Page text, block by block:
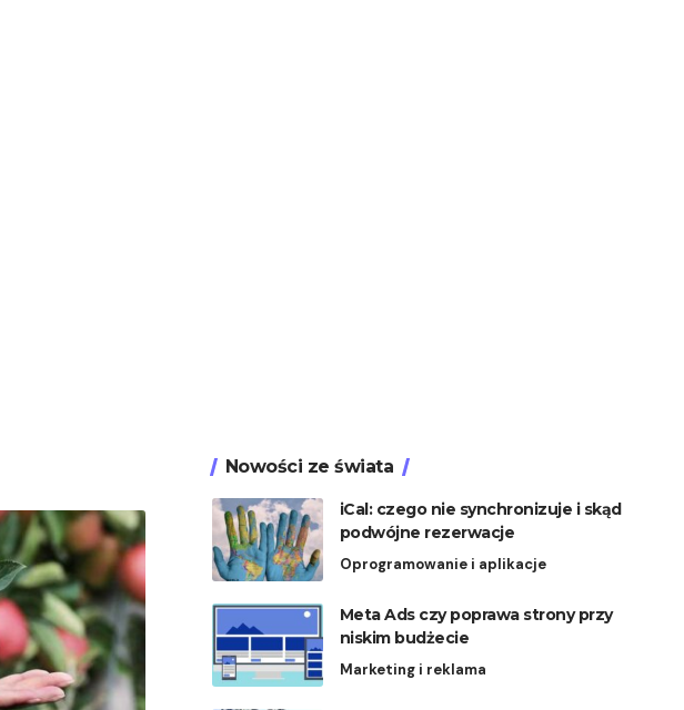
Nowości ze świata
iCal: czego nie synchronizuje i skąd
podwójne rezerwacje
Oprogramowanie i aplikacje
Meta Ads czy poprawa strony przy
niskim budżecie
Marketing i reklama